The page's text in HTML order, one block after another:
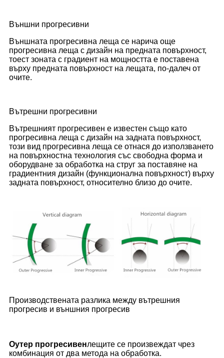
Външни прогресивни
Външната прогресивна леща се нарича още
прогресивна леща с дизайн на предната повърхност,
тоест зоната с градиент на мощността е поставена
върху предната повърхност на лещата, по-далеч от
очите.
Вътрешни прогресивни
Вътрешният прогресивен е известен също като
прогресивна леща с дизайн на задната повърхност,
този вид прогресивна леща се отнася до използването
на повърхностна технология със свободна форма и
оборудване за обработка на струг за поставяне на
градиентния дизайн (функционална повърхност) върху
задната повърхност, относително близо до очите.
Производствената разлика между вътрешния
прогресив и външния прогресив
Oутер прогресивенлещите се произвеждат чрез
комбинация от два метода на обработка.